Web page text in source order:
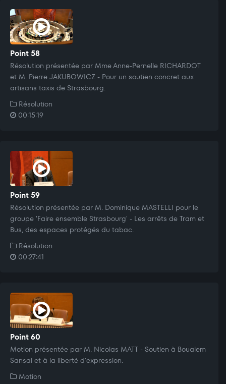
Point 58
Résolution présentée par Mme Anne-Pernelle RICHARDOT
et M. Pierre JAKUBOWICZ - Pour un soutien concret aux
artisans taxis de Strasbourg.
Résolution
00:15:19
Point 59
Résolution présentée par M. Dominique MASTELLI pour le
groupe 'Faire ensemble Strasbourg' - Les arrêts de Tram et
Bus, des espaces protégés du tabac.
Résolution
00:27:41
Point 60
Motion présentée par M. Nicolas MATT - Soutien à Boualem
Sansal et à la liberté d'expression.
Motion